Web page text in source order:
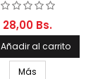
28,00 Bs.
Añadir al carrito
Más